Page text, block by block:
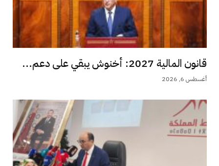
قانون المالية 2027: أخنوش يبقي على دعم...
أغسطس 6, 2026